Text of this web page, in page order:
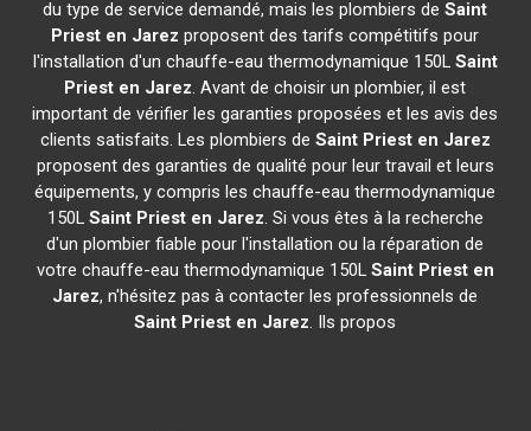
du type de service demandé, mais les plombiers deSaint
Priest en Jarez proposent des tarifs compétitifs pour
l'installation d'un chauffe-eau thermodynamique 150L Saint
Priest en Jarez. Avant de choisir un plombier, il est
important de vérifier les garanties proposées et les avis des
clients satisfaits. Les plombiers de Saint Priest en Jarez
proposent des garanties de qualité pour leur travail et leurs
équipements, y compris les chauffe-eau thermodynamique
150L Saint Priest en Jarez. Si vous êtes à la recherche
d'un plombier fiable pour l'installation ou la réparation de
votre chauffe-eau thermodynamique 150L Saint Priest en
Jarez, n'hésitez pas à contacter les professionnels de
Saint Priest en Jarez. Ils propos